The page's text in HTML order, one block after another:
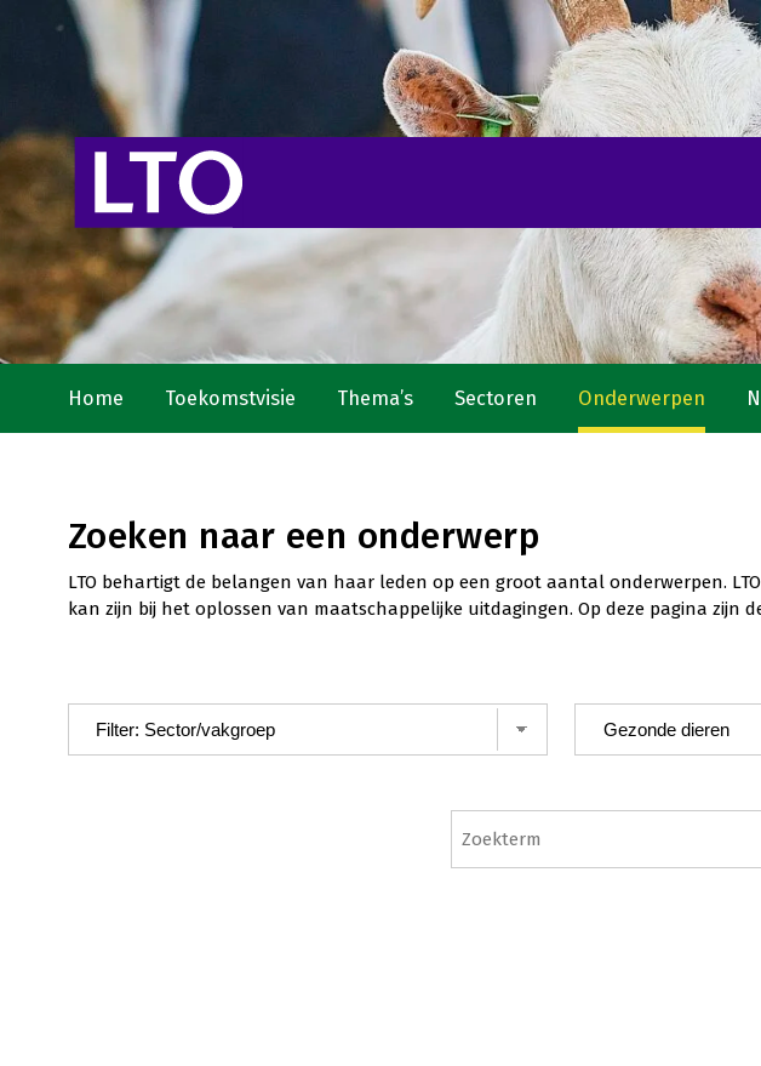
Home Toekomstvisie Thema’s Sectoren Onderwerpen
Zoeken naar een onderwerp
LTO behartigt de belangen van haar leden op een groot aantal onderwerpen.
kan zijn bij het oplossen van maatschappelijke uitdagingen. Op deze pagina zijn